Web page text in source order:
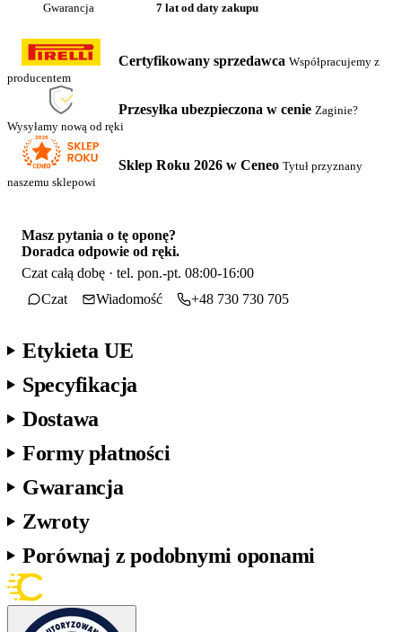
Gwarancja 7 lat od daty zakupu
Certyfikowany sprzedawca Współpracujemy z
producentem
Przesyłka ubezpieczona w cenie Zaginie?
Wysyłamy nową od ręki
Sklep Roku 2026 w Ceneo Tytuł przyznany
naszemu sklepowi
Masz pytania o tę oponę?
Doradca odpowie od ręki.
Czat całą dobę · tel. pon.-pt. 08:00-16:00
Czat
Wiadomość +48 730 730 705
Etykieta UE
Specyfikacja
Dostawa
Formy płatności
Gwarancja
Zwroty
Porównaj z podobnymi oponami